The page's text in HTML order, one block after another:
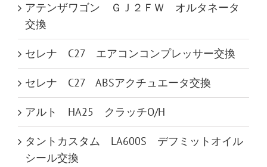
アテンザワゴン ＧＪ２ＦＷ オルタネータ
交換
セレナ C27 エアコンコンプレッサー交換
セレナ C27 ABSアクチュエータ交換
アルト HA25 クラッチO/H
タントカスタム LA600S デフミットオイル
シール交換